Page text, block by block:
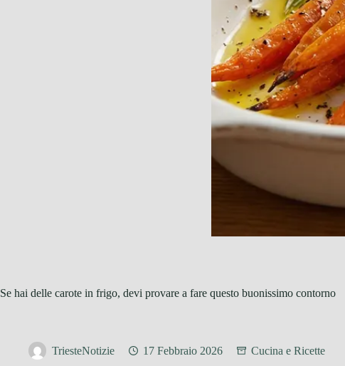
Se hai delle carote in frigo, devi provare a fare questo buonissimo contorno
TriesteNotizie 17 Febbraio 2026 Cucina e Ricette